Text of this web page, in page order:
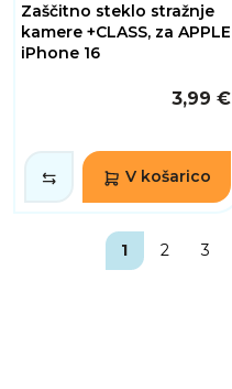
Zaščitno steklo stražnje
kamere +CLASS, za APPLE
iPhone 16
3,99 €
V košarico
1 2 3